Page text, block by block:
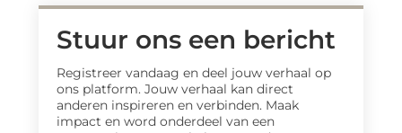
Stuur ons een bericht
Registreer vandaag en deel jouw verhaal op
ons platform. Jouw verhaal kan direct
anderen inspireren en verbinden. Maak
impact en word onderdeel van een